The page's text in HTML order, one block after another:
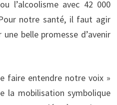
l’alcoolisme avec 42 000
notre santé, il faut agir
belle promesse d’avenir
faire entendre notre voix »
la mobilisation symbolique